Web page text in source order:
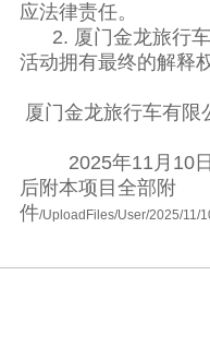
应法律责任。
2. 厦门金龙旅行车
活动拥有最终的解释权
厦门金龙旅行车有限
2025年11月10日
后附本项目全部附
件/UploadFiles/User/2025/11/